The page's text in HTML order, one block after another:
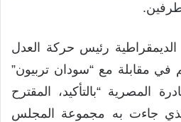
رئيس حركة العدل
في مقابلة مع “سودان تربيون”
المصرية “بالتأكيد، المقترح
الذي جاءت به مجموعة المجلس